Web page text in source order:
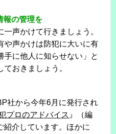
報の管理を
声かけて行きましょう。
や声かけは防犯に大いに有
手に他人に知らせない」と
おきましょう。
社から今年6月に発行され
プロのアドバイス 』（編
紹介しています。ほかに